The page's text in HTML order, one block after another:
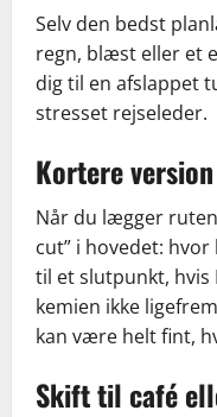
Selv den bedst
regn, blæst eller et
dig til en afslappet
stresset rejseleder.
Kortere
Når du lægger
cut” i hovedet:
til et slutpunkt,
kemien ikke
kan være helt fint,
Skift til café